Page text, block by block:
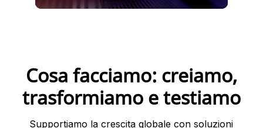
Cosa facciamo: creiamo,
trasformiamo e testiamo
Supportiamo la crescita globale con soluzioni